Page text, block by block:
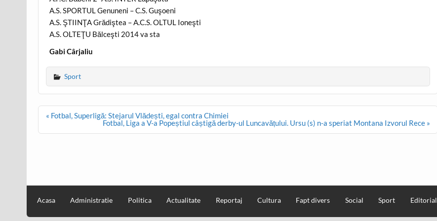
A.S. SPORTUL Genuneni – C.S. Guşoeni
A.S. ŞTIINŢA Grădiştea – A.C.S. OLTUL Ioneşti
A.S. OLTEŢU Bălceşti 2014 va sta
Gabi Cârjaliu
Sport
Post
« Fotbal, Superligă: Stejarul Vlădești, egal contra Chimiei
Fotbal, Liga a V-a Popeștiul câștigă derby-ul Luncavățului. Ursu (s) n-a speriat Montana Izvorul Rece »
Acasa Administratie Politica Actualitate Reportaj Cultura Fapt divers Social Sport Editorial